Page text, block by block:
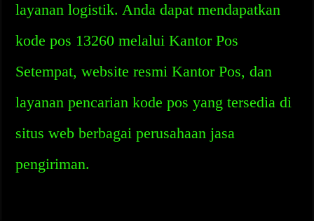
layanan logistik. Anda dapat mendapatkan
kode pos 13260 melalui Kantor Pos
Setempat, website resmi Kantor Pos, dan
layanan pencarian kode pos yang tersedia di
situs web berbagai perusahaan jasa
pengiriman.